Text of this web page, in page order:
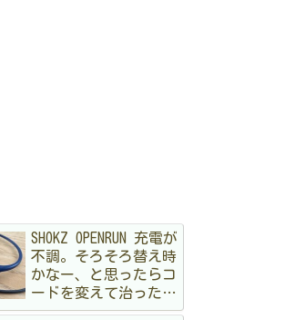
SHOKZ OPENRUN 充電が
不調。そろそろ替え時
かなー、と思ったらコ
ードを変えて治ったハ
ナシ